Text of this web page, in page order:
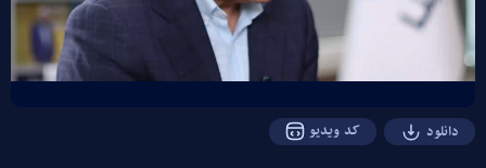
Video
دانلود کد ویدیو